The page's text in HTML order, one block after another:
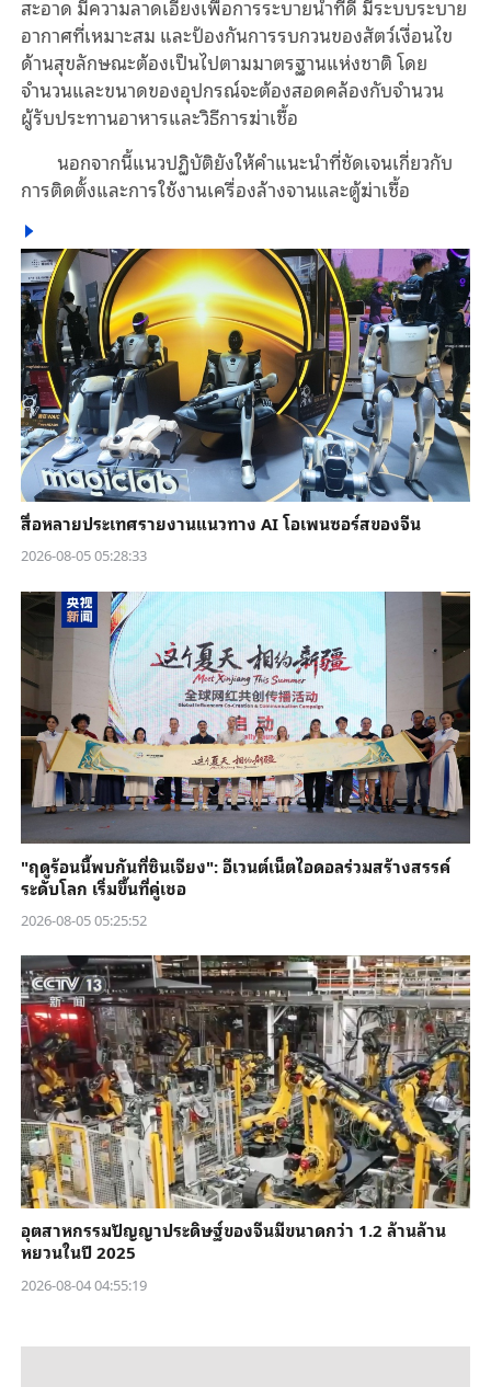
สะอาด มีความลาดเอียงเพื่อการระบายน้ำที่ดี มีระบบระบาย
อากาศที่เหมาะสม และป้องกันการรบกวนของสัตว์เงื่อนไข
ด้านสุขลักษณะต้องเป็นไปตามมาตรฐานแห่งชาติ โดย
จำนวนและขนาดของอุปกรณ์จะต้องสอดคล้องกับจำนวน
ผู้รับประทานอาหารและวิธีการฆ่าเชื้อ
นอกจากนี้แนวปฏิบัติยังให้คำแนะนำที่ชัดเจนเกี่ยวกับ
การติดตั้งและการใช้งานเครื่องล้างจานและตู้ฆ่าเชื้อ
สื่อหลายประเทศรายงานแนวทาง AI โอเพนซอร์สของจีน
2026-08-05 05:28:33
"ฤดูร้อนนี้พบกันที่ซินเจียง": อีเวนต์เน็ตไอดอลร่วมสร้างสรรค์
ระดับโลก เริ่มขึ้นที่คู่เชอ
2026-08-05 05:25:52
อุตสาหกรรมปัญญาประดิษฐ์ของจีนมีขนาดกว่า 1.2 ล้านล้าน
หยวนในปี 2025
2026-08-04 04:55:19